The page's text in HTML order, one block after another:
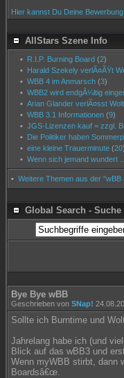
Hier kannst Du Deine
AllStars Szene Info
• R.I.P. Burning Board (2)
• Harald Szekely verlÃ¤ÃŸt
• WBB 4 im Anmarsch (3)
• WBB2 wird endgÃ¼ltig
• Arian Glander verlÃ¤sst
• WBB 3.1 Informationen (9)
• JGS-Lizenzen kauf = zzgl.
• Die Politiker haben
• eine kleine Trauerminute (20)
• Wenn sich jemand wundert ...
• Weitere Themen aus der "wBB
Global Search -
Bye Bye wBB
Geschrieben von SNap!
Sollte ich Burntime und
Jahrelang habe ich (und
Blick auf das wBB3 und
Wenn myWBB stirbt, dann
Boardsâ€œ.